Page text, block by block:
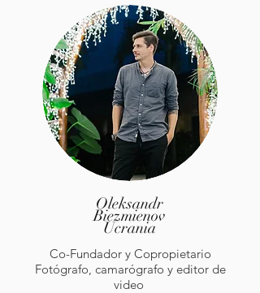
Oleksandr
Biezmienov
Ucrania
Co-Fundador y Copropietario
Fotógrafo, camarógrafo y editor de
video